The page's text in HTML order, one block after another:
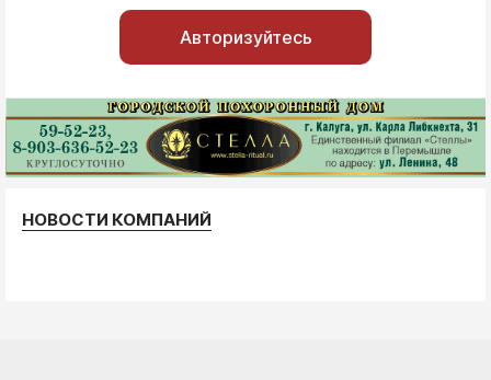
Авторизуйтесь
НОВОСТИ КОМПАНИЙ